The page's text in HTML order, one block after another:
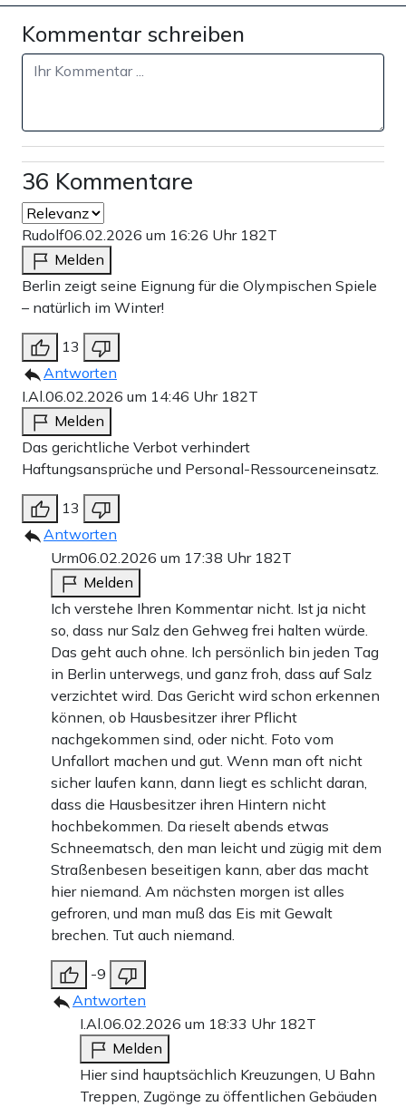
Kommentar schreiben
36 Kommentare
Rudolf06.02.2026 um 16:26 Uhr 182T
Melden
Berlin zeigt seine Eignung für die Olympischen Spiele
– natürlich im Winter!
13
Antworten
I.Al.06.02.2026 um 14:46 Uhr 182T
Melden
Das gerichtliche Verbot verhindert
Haftungsansprüche und Personal-Ressourceneinsatz.
13
Antworten
Urm06.02.2026 um 17:38 Uhr 182T
Melden
Ich verstehe Ihren Kommentar nicht. Ist ja nicht
so, dass nur Salz den Gehweg frei halten würde.
Das geht auch ohne. Ich persönlich bin jeden Tag
in Berlin unterwegs, und ganz froh, dass auf Salz
verzichtet wird. Das Gericht wird schon erkennen
können, ob Hausbesitzer ihrer Pflicht
nachgekommen sind, oder nicht. Foto vom
Unfallort machen und gut. Wenn man oft nicht
sicher laufen kann, dann liegt es schlicht daran,
dass die Hausbesitzer ihren Hintern nicht
hochbekommen. Da rieselt abends etwas
Schneematsch, den man leicht und zügig mit dem
Straßenbesen beseitigen kann, aber das macht
hier niemand. Am nächsten morgen ist alles
gefroren, und man muß das Eis mit Gewalt
brechen. Tut auch niemand.
-9
Antworten
I.Al.06.02.2026 um 18:33 Uhr 182T
Melden
Hier sind hauptsächlich Kreuzungen, U Bahn
Treppen, Zugönge zu öffentlichen Gebäuden